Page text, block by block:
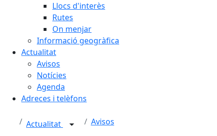
Llocs d'interès
Rutes
On menjar
Informació geogràfica
Actualitat
Avisos
Notícies
Agenda
Adreces i telèfons
Actualitat Avisos